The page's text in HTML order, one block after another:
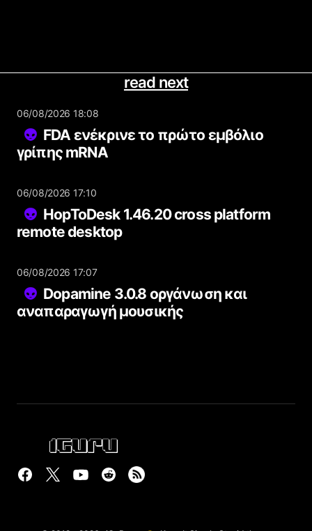
read next
06/08/2026 18:08
FDA ενέκρινε το πρώτο εμβόλιο
γρίπης mRNA
06/08/2026 17:10
HopToDesk 1.46.20 cross platform
remote desktop
06/08/2026 17:07
Dopamine 3.0.8 οργάνωση και
αναπαραγωγή μουσικής